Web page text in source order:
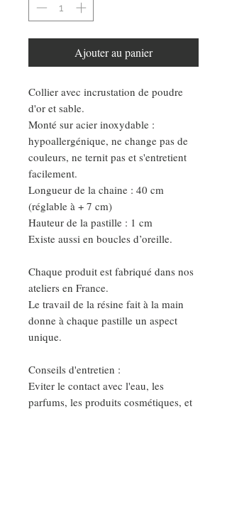
Ajouter au panier
Collier avec incrustation de poudre
d'or et sable.
Monté sur acier inoxydable :
hypoallergénique, ne change pas de
couleurs, ne ternit pas et s'entretient
facilement.
Longueur de la chaine : 40 cm
(réglable à + 7 cm)
Hauteur de la pastille : 1 cm
Existe aussi en boucles d’oreille.
Chaque produit est fabriqué dans nos
ateliers en France.
Le travail de la résine fait à la main
donne à chaque pastille un aspect
unique.
Conseils d'entretien :
Eviter le contact avec l'eau, les
parfums, les produits cosmétiques, et